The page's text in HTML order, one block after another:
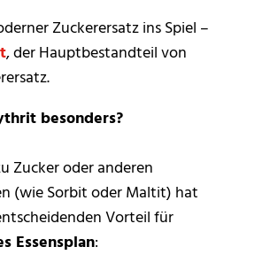
Zuckerersatz ins Spiel –
, der Hauptbestandteil von
besonders?
Zucker oder anderen
(wie Sorbit oder Maltit) hat
Vorteil für
Essensplan: